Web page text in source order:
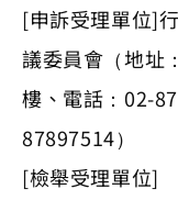
[申訴受理單位]
議委員會（地址
樓、電話：02-
87897514）
[檢舉受理單位]